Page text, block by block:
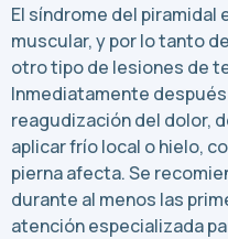
El síndrome del piramidal
muscular, y por lo tanto
otro tipo de lesiones de
Inmediatamente
reagudización del dolor,
aplicar frío local o hielo,
pierna afecta. Se
durante al menos las
atención especializada